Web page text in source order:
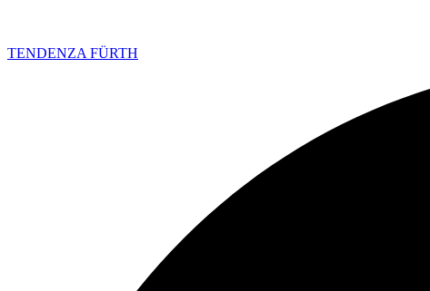
TENDENZA FÜRTH